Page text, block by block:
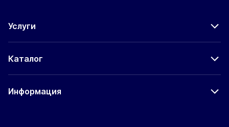
Услуги
Каталог
Информация